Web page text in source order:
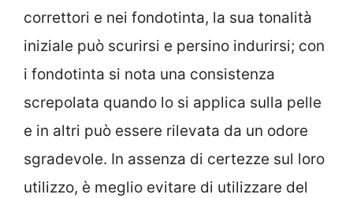
correttori e nei fondotinta, la sua tonalità
iniziale può scurirsi e persino indurirsi; con
i fondotinta si nota una consistenza
screpolata quando lo si applica sulla pelle
e in altri può essere rilevata da un odore
sgradevole. In assenza di certezze sul loro
utilizzo, è meglio evitare di utilizzare del